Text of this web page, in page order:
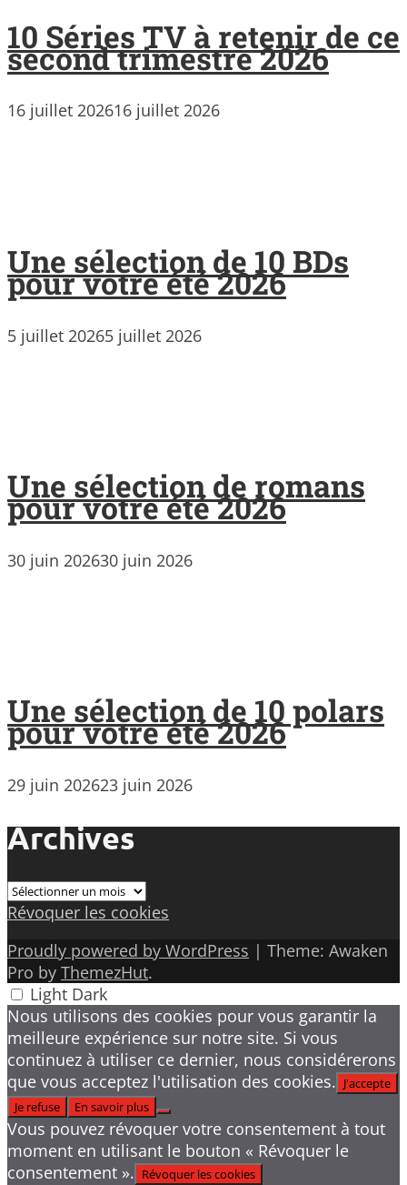
10 Séries TV à retenir de ce
second trimestre 2026
16 juillet 202616 juillet 2026
Une sélection de 10 BDs
pour votre été 2026
5 juillet 20265 juillet 2026
Une sélection de romans
pour votre été 2026
30 juin 202630 juin 2026
Une sélection de 10 polars
pour votre été 2026
29 juin 202623 juin 2026
Archives
Archives
Révoquer les cookies
Proudly powered by WordPress | Theme: Awaken
Pro by ThemezHut.
Light Dark
Nous utilisons des cookies pour vous garantir la
meilleure expérience sur notre site. Si vous
continuez à utiliser ce dernier, nous considérerons
que vous acceptez l'utilisation des cookies. J'accepte
Je refuse
En savoir plus
Vous pouvez révoquer votre consentement à tout
moment en utilisant le bouton « Révoquer le
consentement ». Révoquer les cookies